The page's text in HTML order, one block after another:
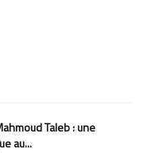
Taleb : une
au...